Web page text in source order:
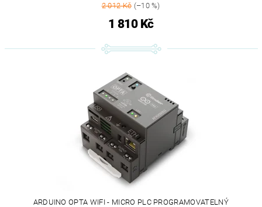
2 012 Kč(–10 %)
1 810 Kč
ARDUINO OPTA WIFI - MICRO PLC PROGRAMOVATELNÝ